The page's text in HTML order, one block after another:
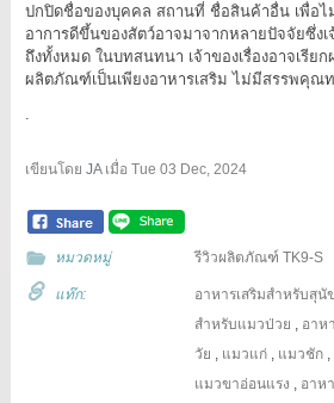
ปกปิดชื่อของบุคคล สถานที่ ชื่อสินค้าอื่น เพื่อไ
อาการดีขึ้นของสัตว์อาจมาจากหลายปัจจัยซึ่งเ
ถึงทั้งหมด ในบทสนทนา เจ้าของเรื่องอาจเรีย
ผลิตภัณฑ์เป็นเพียงอาหารเสริม ไม่มีสรรพคุณท
เขียนโดย JAเมื่อ Tue 03 Dec, 2024
หมวดหมู่ รีวิวผลิตภัณฑ์ TK9-S
แท๊ก: อาหารเสริมสำหรับสุนั
สำหรับแมวป่วย , อาห
วัย , แมวแก่ , แมวชัก ,
แมวขาอ่อนแรง , อาห